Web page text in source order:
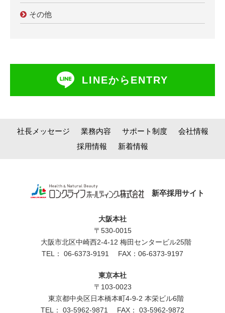
その他
LINEからENTRY
社長メッセージ 業務内容 サポート制度
会社情報
採用情報
新着情報
新卒採用サイト
大阪本社
〒530-0015
大阪市北区中崎西2-4-12 梅田センタービル25階
TEL： 06-6373-9191 FAX：06-6373-9197
東京本社
〒103-0023
東京都中央区日本橋本町4-9-2 本栄ビル6階
TEL： 03-5962-9871 FAX： 03-5962-9872